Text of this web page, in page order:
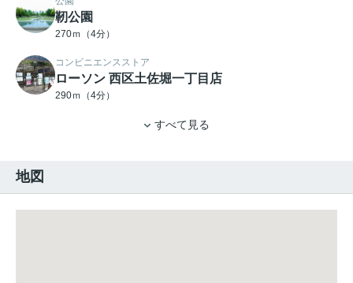
靭公園
270ｍ（4分）
コンビニエンスストア
ローソン 西区土佐堀一丁目店
290ｍ（4分）
すべて見る
地図